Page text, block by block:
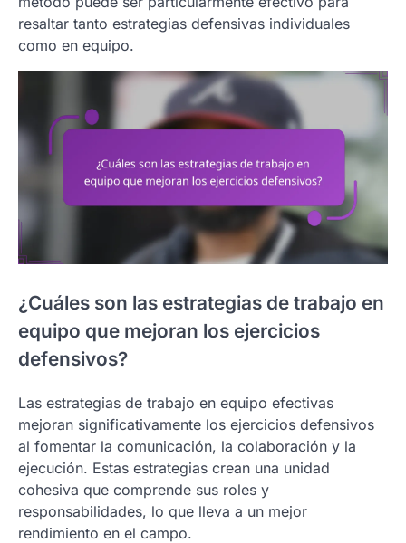
resaltar tanto estrategias defensivas individuales
como en equipo.
¿Cuáles son las estrategias de trabajo en
equipo que mejoran los ejercicios
defensivos?
Las estrategias de trabajo en equipo efectivas
mejoran significativamente los ejercicios defensivos
al fomentar la comunicación, la colaboración y la
ejecución. Estas estrategias crean una unidad
cohesiva que comprende sus roles y
responsabilidades, lo que lleva a un mejor
rendimiento en el campo.